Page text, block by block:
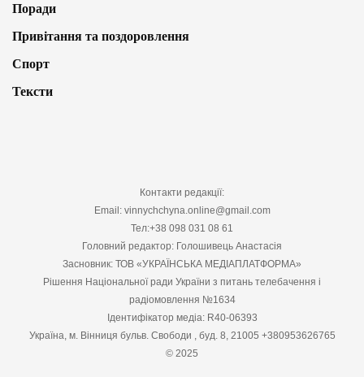
Поради
Привітання та поздоровлення
Спорт
Тексти
Контакти редакції:
Email: vinnychchyna.online@gmail.com
Тел:+38 098 031 08 61
Головний редактор: Голошивець Анастасія
Засновник: ТОВ «УКРАЇНСЬКА МЕДІАПЛАТФОРМА»
Рішення Національної ради України з питань телебачення і
радіомовлення №1634
Ідентифікатор медіа: R40-06393
Україна, м. Вінниця бульв. Свободи , буд. 8, 21005 +380953626765
© 2025